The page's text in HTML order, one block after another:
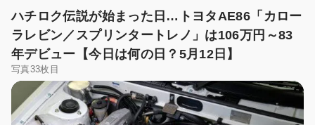
ハチロク伝説が始まった日…トヨタAE86「カロー
ラレビン／スプリンタートレノ」は106万円～83
年デビュー【今日は何の日？5月12日】
写真33枚目